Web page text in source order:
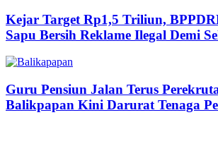
Kejar Target Rp1,5 Triliun,
Sapu Bersih Reklame Ilegal Demi
Guru Pensiun Jalan Terus
Balikpapan Kini Darurat Tenaga